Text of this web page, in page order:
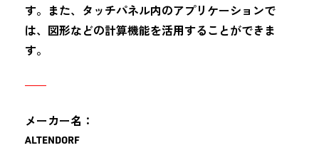
す。また、タッチパネル内のアプリケーションで
は、図形などの計算機能を活用することができま
す。
メーカー名：
ALTENDORF